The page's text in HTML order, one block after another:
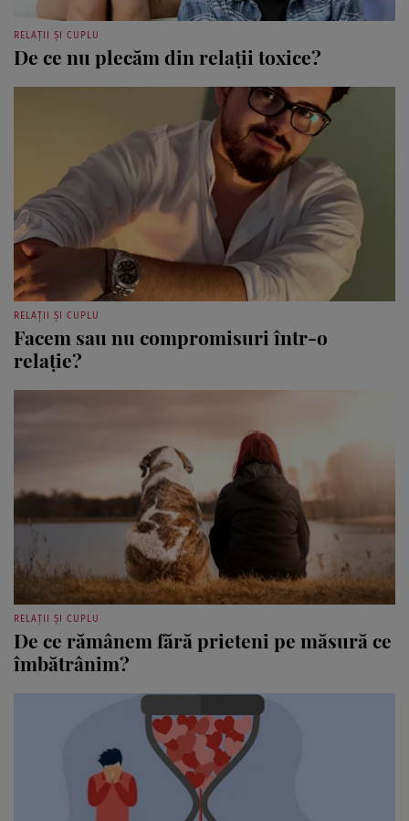
De ce nu plecăm din relații toxice?
RELAȚII ȘI CUPLU
Facem sau nu compromisuri într-o
relație?
RELAȚII ȘI CUPLU
De ce rămânem fără prieteni pe măsură ce
îmbătrânim?